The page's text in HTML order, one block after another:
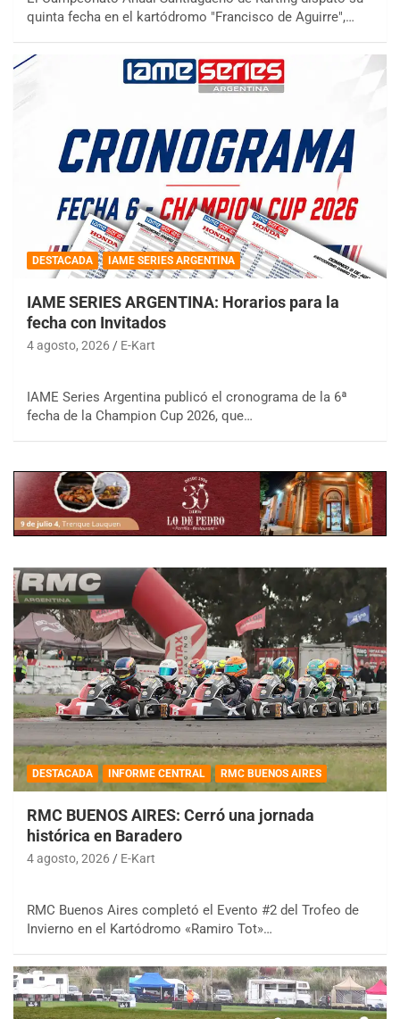
quinta fecha en el kartódromo "Francisco de Aguirre",…
DESTACADA IAME SERIES ARGENTINA
IAME SERIES ARGENTINA: Horarios para la
fecha con Invitados
4 agosto, 2026 E-Kart
IAME Series Argentina publicó el cronograma de la 6ª
fecha de la Champion Cup 2026, que…
DESTACADA INFORME CENTRAL RMC BUENOS AIRES
RMC BUENOS AIRES: Cerró una jornada
histórica en Baradero
4 agosto, 2026 E-Kart
RMC Buenos Aires completó el Evento #2 del Trofeo de
Invierno en el Kartódromo «Ramiro Tot»…